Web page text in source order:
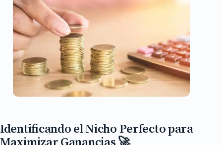
Identificando el Nicho Perfecto para